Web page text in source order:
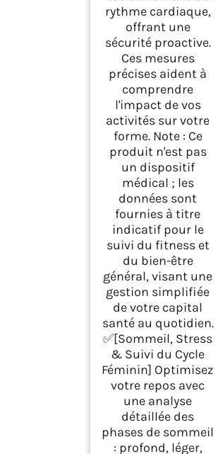
rythme cardiaque,
offrant une
sécurité proactive.
Ces mesures
précises aident à
comprendre
l'impact de vos
activités sur votre
forme. Note : Ce
produit n'est pas
un dispositif
médical ; les
données sont
fournies à titre
indicatif pour le
suivi du fitness et
du bien-être
général, visant une
gestion simplifiée
de votre capital
santé au quotidien.
✅[Sommeil, Stress
& Suivi du Cycle
Féminin] Optimisez
votre repos avec
une analyse
détaillée des
phases de sommeil
: profond, léger,